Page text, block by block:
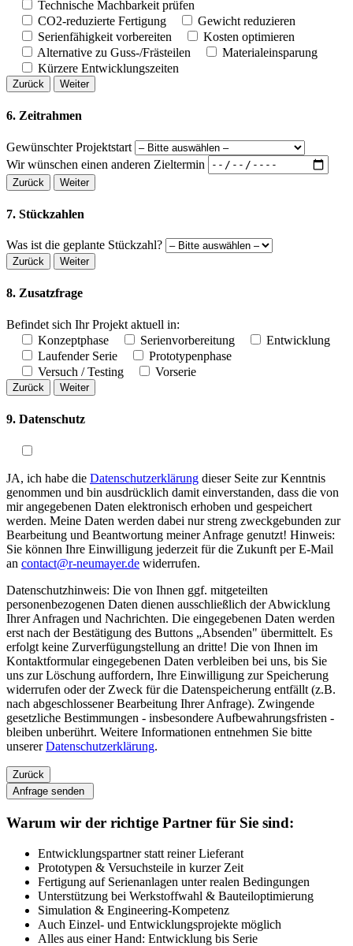
Technische Machbarkeit prüfen
CO2-reduzierte Fertigung
Gewicht reduzieren
Serienfähigkeit vorbereiten
Kosten optimieren
Alternative zu Guss-/Frästeilen
Materialeinsparung
Kürzere Entwicklungszeiten
Zurück Weiter
6. Zeitrahmen
Gewünschter Projektstart
Wir wünschen einen anderen Zieltermin
Zurück Weiter
7. Stückzahlen
Was ist die geplante Stückzahl?
Zurück Weiter
8. Zusatzfrage
Befindet sich Ihr Projekt aktuell in:
Konzeptphase
Serienvorbereitung
Entwicklung
Laufender Serie
Prototypenphase
Versuch / Testing
Vorserie
Zurück Weiter
9. Datenschutz
JA, ich habe die Datenschutzerklärung dieser Seite zur Kenntnis
genommen und bin ausdrücklich damit einverstanden, dass die von
mir angegebenen Daten elektronisch erhoben und gespeichert
werden. Meine Daten werden dabei nur streng zweckgebunden zur
Bearbeitung und Beantwortung meiner Anfrage genutzt! Hinweis:
Sie können Ihre Einwilligung jederzeit für die Zukunft per E-Mail
an contact@r-neumayer.de widerrufen.
Datenschutzhinweis: Die von Ihnen ggf. mitgeteilten
personenbezogenen Daten dienen ausschließlich der Abwicklung
Ihrer Anfragen und Nachrichten. Die eingegebenen Daten werden
erst nach der Bestätigung des Buttons „Absenden" übermittelt. Es
erfolgt keine Zurverfügungstellung an dritte! Die von Ihnen im
Kontaktformular eingegebenen Daten verbleiben bei uns, bis Sie
uns zur Löschung auffordern, Ihre Einwilligung zur Speicherung
widerrufen oder der Zweck für die Datenspeicherung entfällt (z.B.
nach abgeschlossener Bearbeitung Ihrer Anfrage). Zwingende
gesetzliche Bestimmungen - insbesondere Aufbewahrungsfristen -
bleiben unberührt. Weitere Informationen entnehmen Sie bitte
unsererDatenschutzerklärung.
Zurück
Anfrage senden
Warum wir der richtige Partner für Sie sind:
Entwicklungspartner statt reiner Lieferant
Prototypen & Versuchsteile in kurzer Zeit
Fertigung auf Serienanlagen unter realen Bedingungen
Unterstützung bei Werkstoffwahl & Bauteiloptimierung
Simulation & Engineering-Kompetenz
Auch Einzel- und Entwicklungsprojekte möglich
Alles aus einer Hand: Entwicklung bis Serie